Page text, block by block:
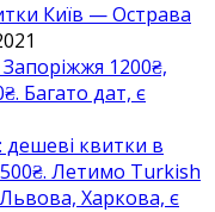
Київ — Острава
1200₴,
Багато дат, є
дешеві квитки в
Летимо Turkish
Харкова, є